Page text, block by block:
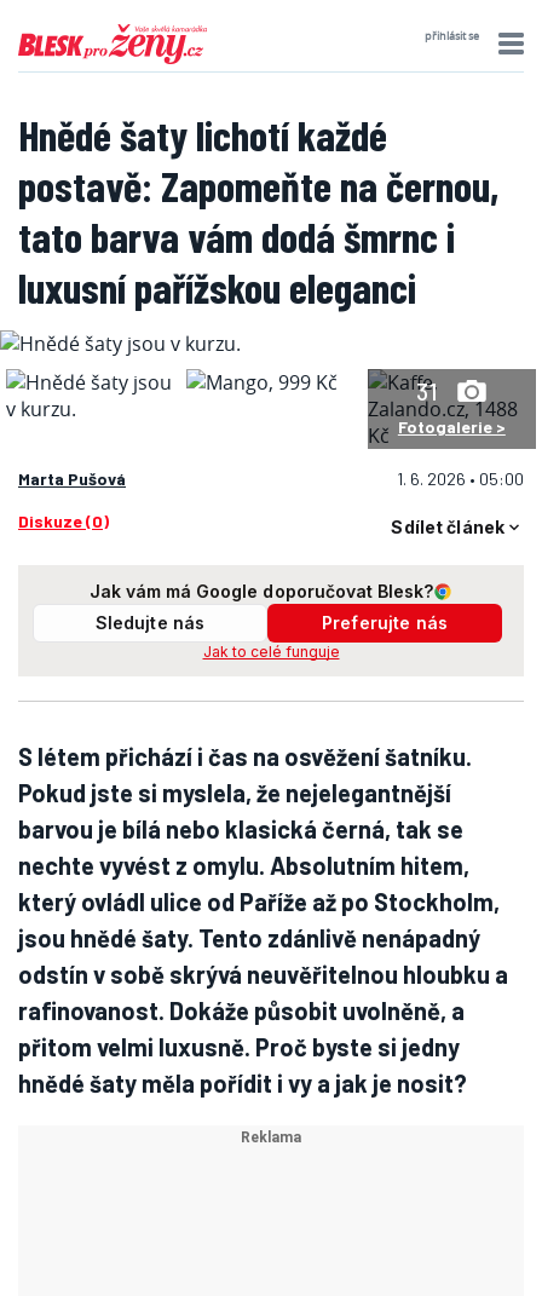
přihlásit se
Hnědé šaty lichotí každé
postavě: Zapomeňte na černou,
tato barva vám dodá šmrnc i
luxusní pařížskou eleganci
31
Fotogalerie >
Marta Pušová 1. 6. 2026 • 05:00
Diskuze (0) Sdílet článek
Jak vám má Google doporučovat Blesk?
Sledujte nás
Preferujte nás
Jak to celé funguje
S létem přichází i čas na osvěžení šatníku.
Pokud jste si myslela, že nejelegantnější
barvou je bílá nebo klasická černá, tak se
nechte vyvést z omylu. Absolutním hitem,
který ovládl ulice od Paříže až po Stockholm,
jsou hnědé šaty. Tento zdánlivě nenápadný
odstín v sobě skrývá neuvěřitelnou hloubku a
rafinovanost. Dokáže působit uvolněně, a
přitom velmi luxusně. Proč byste si jedny
hnědé šaty měla pořídit i vy a jak je nosit?